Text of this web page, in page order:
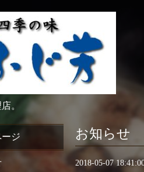
。
お知らせ
2018-05-07
ージ